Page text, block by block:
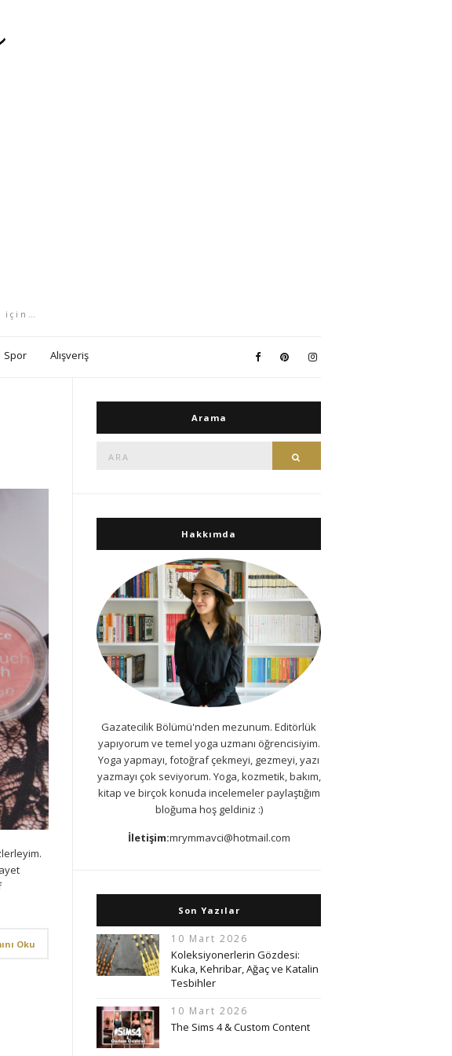
için…
Spor Alışveriş
Oku
Arama
Hakkımda
Gazatecilik Bölümü'nden mezunum. Editörlük
yapıyorum ve temel yoga uzmanı öğrencisiyim.
Yoga yapmayı, fotoğraf çekmeyi, gezmeyi, yazı
yazmayı çok seviyorum. Yoga, kozmetik, bakım,
kitap ve birçok konuda incelemeler paylaştığım
bloğuma hoş geldiniz :)
İletişim:mrymmavci@hotmail.com
Son Yazılar
10 Mart 2026
Koleksiyonerlerin Gözdesi:
Kuka, Kehribar, Ağaç ve Katalin
Tesbihler
10 Mart 2026
The Sims 4 & Custom Content